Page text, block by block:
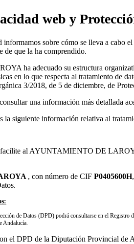
web y
informamos sobre cómo se lleva a
de que la ha comprendido.
ha adecuado su estructura
en lo que respecta al tratamiento de
3/2018, de 5 de diciembre, de
una información más detallada
la siguiente información relativa al
al AYUNTAMIENTO DE
, con número de CIF P0405600H,
de Datos (DPD) podrá consultarse en el
Andalucía.
el DPD de la Diputación Provincial de